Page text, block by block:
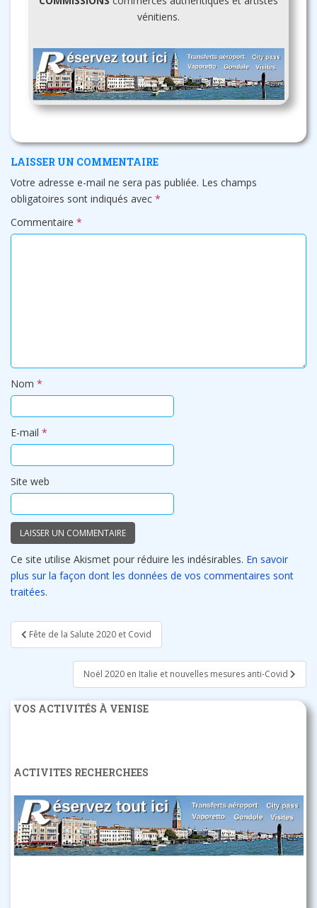
vénitiens.
LAISSER UN COMMENTAIRE
Votre adresse e-mail ne sera pas publiée. Les champs
obligatoires sont indiqués avec *
Commentaire *
Nom *
E-mail *
Site web
Ce site utilise Akismet pour réduire les indésirables. En savoir
plus sur la façon dont les données de vos commentaires sont
traitées.
Navigation
de
l’article
Fête de la Salute 2020 et Covid
Noël 2020 en Italie et nouvelles mesures anti-Covid
VOS ACTIVITÉS À VENISE
ACTIVITES RECHERCHEES